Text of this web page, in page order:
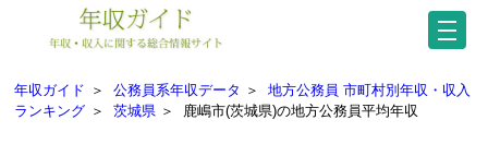
年収ガイド ＞ 公務員系年収データ ＞
地方公務員 市町村別年収・収入
ランキング ＞ 茨城県 ＞ 鹿嶋市(茨城県)の地方公務員平均年収